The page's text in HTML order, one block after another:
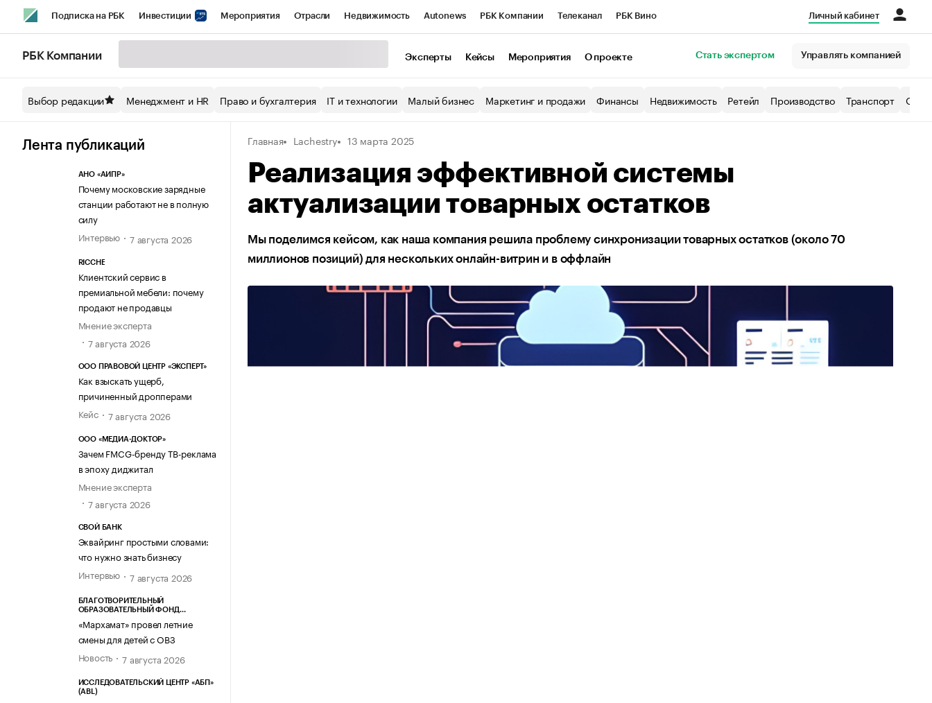
Подписка на РБК Инвестиции Мероприятия Отрасли Недвижимость Autonews РБК Компании Телеканал РБК Вино
Спецпроекты СПб Конференции СПб Спецпроекты Экономика Бизнес
Технологии и медиа Рынок наличной валюты
Личный кабинет
РБК Компании Эксперты Кейсы Мероприятия О проекте Стать экспертом Управлять компанией
Выбор редакции Менеджмент и HR Право и бухгалтерия IT и технологии Малый бизнес Маркетинг и продажи Финансы Недвижимость Ретейл Производство Транспорт
Лента публикаций
АНО «АИПР»
Почему московские зарядные
станции работают не в полную
силу
Интервью
7 августа 2026
RICCHE
Клиентский сервис в
премиальной мебели: почему
продают не продавцы
Мнение эксперта
7 августа 2026
ООО ПРАВОВОЙ ЦЕНТР «ЭКСПЕРТ»
Как взыскать ущерб,
причиненный дропперами
Кейс
7 августа 2026
ООО «МЕДИА-ДОКТОР»
Зачем FMCG-бренду ТВ-реклама
в эпоху диджитал
Мнение эксперта
7 августа 2026
СВОЙ БАНК
Эквайринг простыми словами:
что нужно знать бизнесу
Интервью
7 августа 2026
БЛАГОТВОРИТЕЛЬНЫЙ
ОБРАЗОВАТЕЛЬНЫЙ ФОНД
«Мархамат» провел летние
смены для детей с ОВЗ
Новость
7 августа 2026
ИССЛЕДОВАТЕЛЬСКИЙ ЦЕНТР «АБП»
(ABL)
Главная Lachestry 13 марта 2025
Реализация эффективной системы
актуализации товарных остатков
Мы поделимся кейсом, как наша компания решила проблему синхронизации товарных остатков (около 70
миллионов позиций) для нескольких онлайн-витрин и в оффлайн